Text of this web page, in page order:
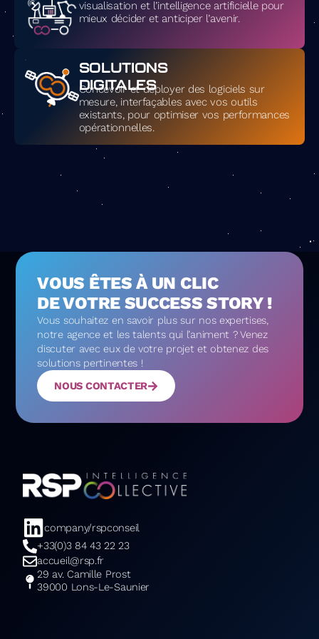
visualisation et l’intelligence artificielle pour
mieux décider et anticiper l’avenir.
SOLUTIONS
DIGITALES
Concevoir et déployer des logiciels sur
mesure, interfaçables avec vos outils
existants, pour optimiser vos performances
opérationnelles.
VOUS ÊTES À UN CLIC
DE VOTRE SUCCESS STORY !
Vous souhaitez en savoir plus sur nos expertises,
notre agence et les talents qui l’animent ? Venez
discuter avec eux de votre projet et obtenez des
solutions pertinentes !
NOUS CONTACTER
company/rspconseil
+33(0)3 84 43 22 23
accueil@rsp.fr
29 av. Camille Prost
39000 Lons-Le-Saunier